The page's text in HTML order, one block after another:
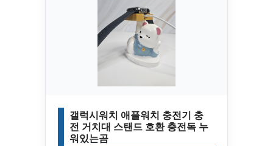
갤럭시워치 애플워치 충전기 충
전 거치대 스탠드 호환 충전독 누
워있는곰